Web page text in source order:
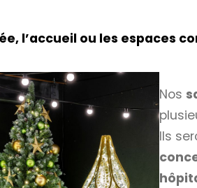
l’accueil ou les espaces
Nos
Ils